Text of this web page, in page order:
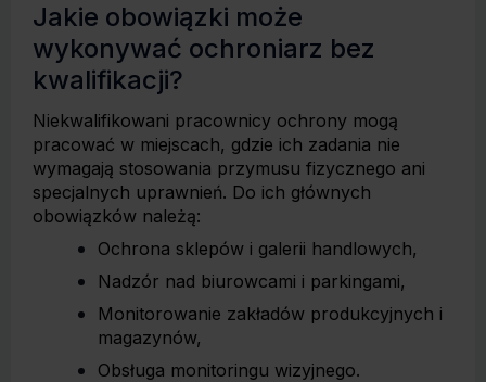
Jakie obowiązki może
wykonywać ochroniarz bez
kwalifikacji?
Niekwalifikowani pracownicy ochrony mogą
pracować w miejscach, gdzie ich zadania nie
wymagają stosowania przymusu fizycznego ani
specjalnych uprawnień. Do ich głównych
obowiązków należą:
Ochrona sklepów i galerii handlowych,
Nadzór nad biurowcami i parkingami,
Monitorowanie zakładów produkcyjnych i
magazynów,
Obsługa monitoringu wizyjnego.